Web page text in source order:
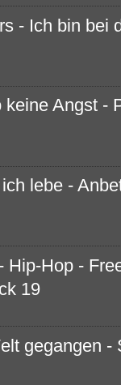
- Ich bin bei
Angst -
lebe -
Hip-Hop -
19
gegangen